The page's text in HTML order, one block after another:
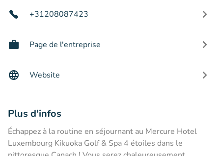
+31208087423
Page de l'entreprise
Website
Plus d'infos
Échappez à la routine en séjournant au Mercure Hotel
Luxembourg Kikuoka Golf & Spa 4 étoiles dans le